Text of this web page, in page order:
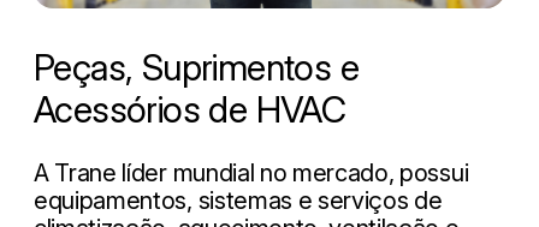
Peças, Suprimentos e
Acessórios de HVAC
A Trane líder mundial no mercado, possui
equipamentos, sistemas e serviços de